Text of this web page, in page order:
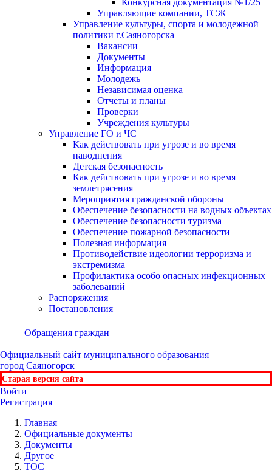
Конкурсная документация №1/25
Управляющие компании, ТСЖ
Управление культуры, спорта и молодежной
политики г.Саяногорска
Вакансии
Документы
Информация
Молодежь
Независимая оценка
Отчеты и планы
Проверки
Учреждения культуры
Управление ГО и ЧС
Как действовать при угрозе и во время
наводнения
Детская безопасность
Как действовать при угрозе и во время
землетрясения
Мероприятия гражданской обороны
Обеспечение безопасности на водных объектах
Обеспечение безопасности туризма
Обеспечение пожарной безопасности
Полезная информация
Противодействие идеологии терроризма и
экстремизма
Профилактика особо опасных инфекционных
заболеваний
Распоряжения
Постановления
Обращения граждан
Официальный сайт муниципального образования
город Саяногорск
Старая версия сайта
Войти
Регистрация
Главная
Официальные документы
Документы
Другое
ТОС